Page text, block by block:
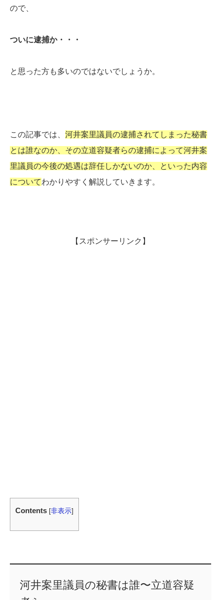
ので、
ついに逮捕か・・・
と思った方も多いのではないでしょうか。
この記事では、 河井案里議員の逮捕されてしまった秘書
とは誰なのか、その立道容疑者らの逮捕によって河井案
里議員の今後の処遇は辞任しかないのか、といった内容
についてわかりやすく解説していきます。
【スポンサーリンク】
Contents [非表示]
河井案里議員の秘書は誰〜立道容疑